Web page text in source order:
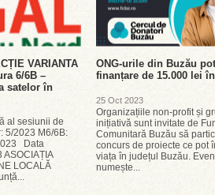
VARIANTA
6/6B –
satelor în
al sesiunii de
5/2023 M6/6B:
Data
LOCALĂ
ONG-urile din Buzău
finanțare de 15.000 lei
25 Oct 2023
Organizațiile non-profit și
inițiativă sunt invitate de
Comunitară Buzău să
concurs de proiecte ce pot
viața în județul Buzău.
numește...